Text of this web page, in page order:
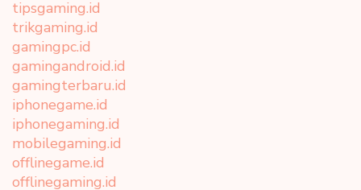
tipsgaming.id
trikgaming.id
gamingpc.id
gamingandroid.id
gamingterbaru.id
iphonegame.id
iphonegaming.id
mobilegaming.id
offlinegame.id
offlinegaming.id